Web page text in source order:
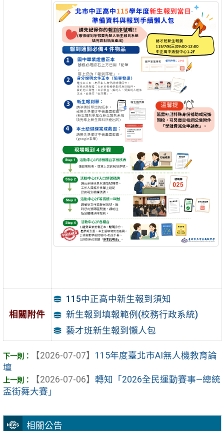
相關公告
相關附件
115中正高中新生報到須知
新生報到填報範例(校務行政系統)
藝才班新生報到懶人包
【2026-07-07】 115年度臺北市AI無人機教育論
壇
【2026-07-06】 轉知「2026全民運動賽事—總統
盃街舞大賽」